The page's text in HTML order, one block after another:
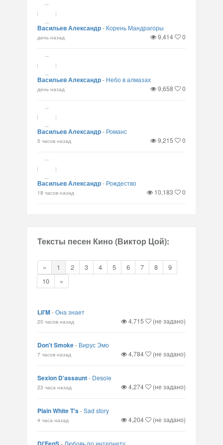
Васильев Александр- Корень Мандрагоры
день назад 9,414 0
Васильев Александр- Небо в алмазах
день назад 9,658 0
Васильев Александр- Романс
5 часов назад 9,215 0
Васильев Александр- Рождество
18 часов назад 10,183 0
Тексты песен Кино (Виктор Цой):
« 1 2 3 4 5 6 7 8
9
10
»
Lil'M-Она знает
20 часов назад 4,715 (не задано)
Don't Smoke- Вирус Эмо
7 часов назад 4,784 (не задано)
Sexion D'assaunt- Desole
23 часа назад 4,274 (не задано)
Plain White T's-Sad story
4 часа назад 4,204 (не задано)
- Любовь по интернету